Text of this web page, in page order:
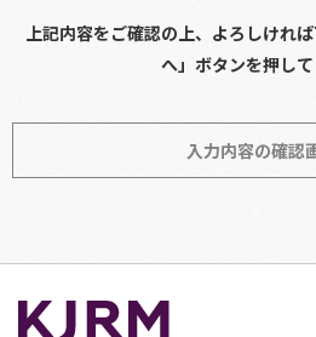
上記内容をご確認の上、よろしけれ
へ」ボタンを押し
入力内容の確認